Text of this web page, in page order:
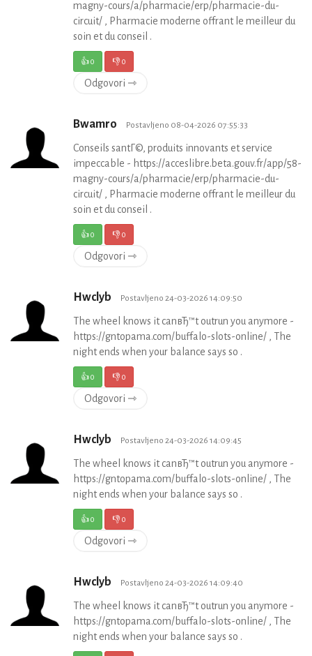
magny-cours/a/pharmacie/erp/pharmacie-du-
circuit/ , Pharmacie moderne offrant le meilleur du
soin et du conseil .
👍0 👎0
Odgovori ⇾
Bwamro Postavljeno 08-04-2026 07:55:33
Conseils santГ©, produits innovants et service
impeccable - https://acceslibre.beta.gouv.fr/app/58-
magny-cours/a/pharmacie/erp/pharmacie-du-
circuit/ , Pharmacie moderne offrant le meilleur du
soin et du conseil .
👍0 👎0
Odgovori ⇾
Hwclyb Postavljeno 24-03-2026 14:09:50
The wheel knows it canвЂ™t outrun you anymore -
https://gntopama.com/buffalo-slots-online/ , The
night ends when your balance says so .
👍0 👎0
Odgovori ⇾
Hwclyb Postavljeno 24-03-2026 14:09:45
The wheel knows it canвЂ™t outrun you anymore -
https://gntopama.com/buffalo-slots-online/ , The
night ends when your balance says so .
👍0 👎0
Odgovori ⇾
Hwclyb Postavljeno 24-03-2026 14:09:40
The wheel knows it canвЂ™t outrun you anymore -
https://gntopama.com/buffalo-slots-online/ , The
night ends when your balance says so .